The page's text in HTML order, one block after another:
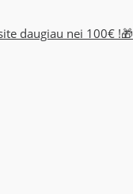
daugiau nei 100€ !🎁